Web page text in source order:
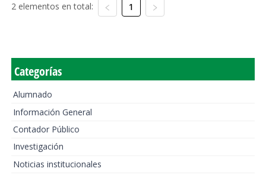
2 elementos en total: 1
Categorías
Alumnado
Información General
Contador Público
Investigación
Noticias institucionales